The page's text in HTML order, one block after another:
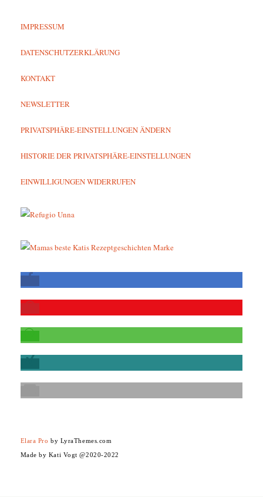
IMPRESSUM
DATENSCHUTZERKLÄRUNG
KONTAKT
NEWSLETTER
PRIVATSPHÄRE-EINSTELLUNGEN ÄNDERN
HISTORIE DER PRIVATSPHÄRE-EINSTELLUNGEN
EINWILLIGUNGEN WIDERRUFEN
Elara Pro by LyraThemes.com
Made by Kati Vogt @2020-2022